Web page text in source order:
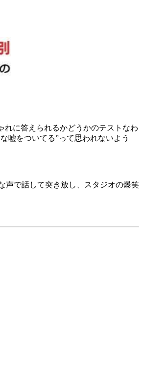
れに答えられるかどうかのテストなわ
嘘をついてる”って思われないよう
声で話して突き放し、スタジオの爆笑